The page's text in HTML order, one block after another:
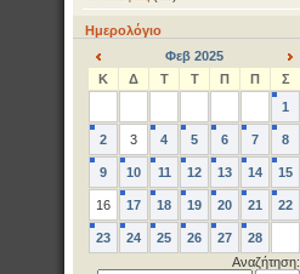
Ημερολόγιο
<
Φεβ 2025
>
Κ Δ Τ Τ Π Π
Σ
1
2 3 4 5 6 7 8
9 10 11 12 13 14 15
16 17 18 19 20 21 22
23 24 25 26 27
28
Αναζήτηση: